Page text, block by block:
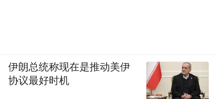
伊朗总统称现在是推动美伊
协议最好时机